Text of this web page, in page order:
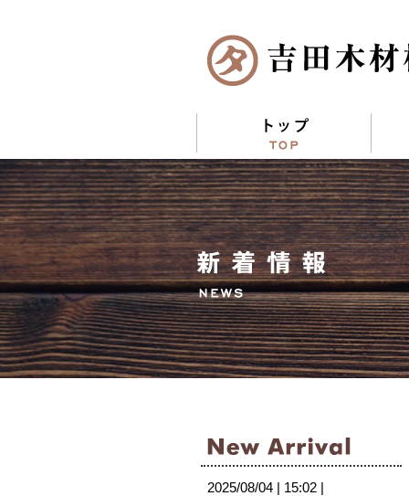
2025/08/04 | 15:02 |